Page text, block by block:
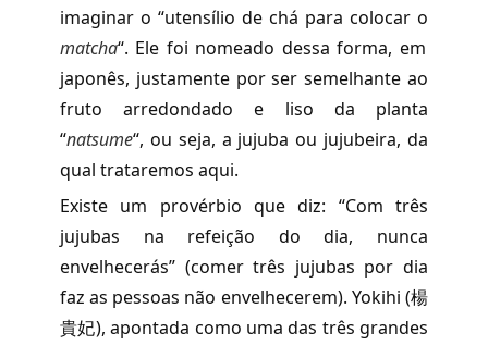
imaginar o “utensílio de chá para colocar o
matcha“. Ele foi nomeado dessa forma, em
japonês, justamente por ser semelhante ao
fruto arredondado e liso da planta
“natsume“, ou seja, a jujuba ou jujubeira, da
qual trataremos aqui.
Existe um provérbio que diz: “Com três
jujubas na refeição do dia, nunca
envelhecerás” (comer três jujubas por dia
faz as pessoas não envelhecerem). Yokihi (楊
貴妃), apontada como uma das três grandes